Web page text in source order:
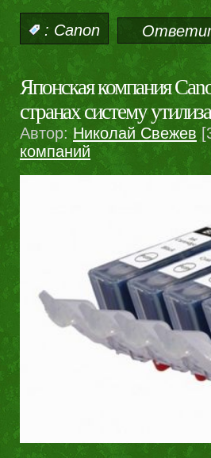
: Canon
Японская компания
странах систему
Автор:Николай Свежев
компаний